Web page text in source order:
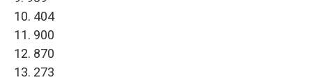
10. 404
11. 900
12. 870
13. 273